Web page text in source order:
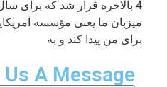
4 بالاخره قرار شد که برای
میزبان ما یعنی مؤسسه
برای من پیدا کند و به
Us A Message